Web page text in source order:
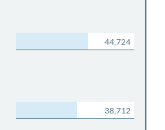
44,724
38,712